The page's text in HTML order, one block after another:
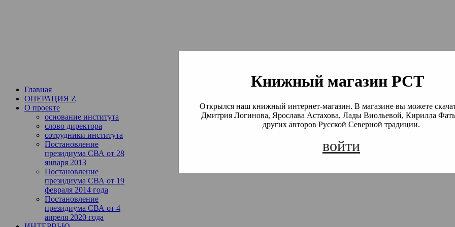
Книжный магазин РСТ
Открылся наш книжный интернет-магазин. В магазине вы можете
Дмитрия Логинова, Ярослава Астахова, Лады Виольевой, Кирилла
других авторов Русской Северной традиции.
войти
Институт богословия Русской Северной Традиции
Главная
ОПЕРАЦИЯ Z
О проекте
основание института
слово директора
сотрудники института
Постановление
президиума СВА от 28
января 2013
Постановление
президиума СВА от 19
февраля 2014 года
Постановление
президиума СВА от 4
апреля 2020 года